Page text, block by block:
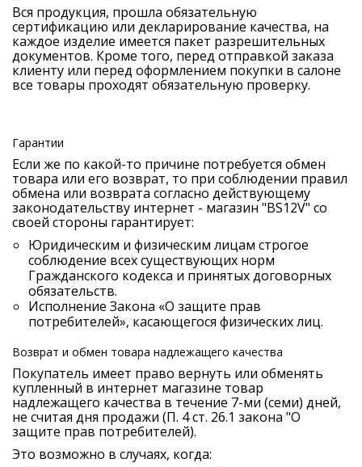
Вся продукция, прошла обязательную
сертификацию или декларирование качества, на
каждое изделие имеется пакет разрешительных
документов. Кроме того, перед отправкой заказа
клиенту или перед оформлением покупки в салоне
все товары проходят обязательную проверку.
Гарантии
Если же по какой-то причине потребуется обмен
товара или его возврат, то при соблюдении правил
обмена или возврата согласно действующему
законодательству интернет - магазин "BS12V" со
своей стороны гарантирует:
Юридическим и физическим лицам строгое
соблюдение всех существующих норм
Гражданского кодекса и принятых договорных
обязательств.
Исполнение Закона «О защите прав
потребителей», касающегося физических лиц.
Возврат и обмен товара надлежащего качества
Покупатель имеет право вернуть или обменять
купленный в интернет магазине товар
надлежащего качества в течение 7-ми (семи) дней,
не считая дня продажи (П. 4 ст. 26.1 закона "О
защите прав потребителей).
Это возможно в случаях, когда: